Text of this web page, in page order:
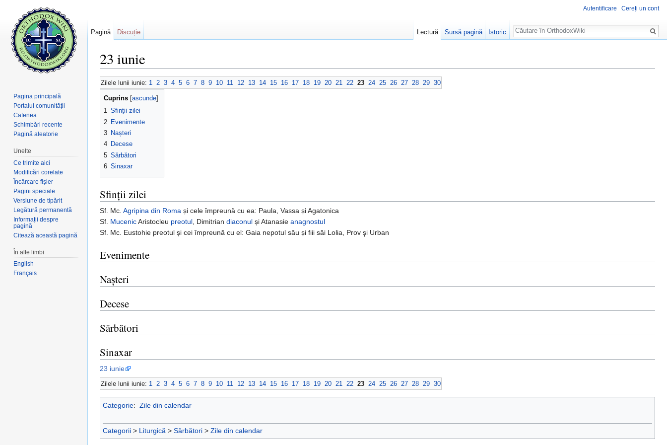
23 iunie
Zilele lunii iunie: 1 2 3 4 5 6 7 8 9 10 11 12 13 14 15 16 17 18 19 20 21 22 23 24 25 26 27 28 29 30
Cuprins ascunde
1 Sfinții zilei
2 Evenimente
3 Nașteri
4 Decese
5 Sărbători
6 Sinaxar
Sfinții zilei
Sf. Mc. Agripina din Roma și cele împreună cu ea: Paula, Vassa și Agatonica
Sf. MucenicAristocleu preotul, Dimitrian diaconul și Atanasie anagnostul
Sf. Mc. Eustohie preotul și cei împreună cu el: Gaia nepotul său și fiii săi Lolia, Prov şi Urban
Evenimente
Nașteri
Decese
Sărbători
Sinaxar
23 iunie
Zilele lunii iunie: 1 2 3 4 5 6 7 8 9 10 11 12 13 14 15 16 17 18 19 20 21 22 23 24 25 26 27 28 29 30
Categorie: Zile din calendar
Categorii > Liturgică > Sărbători > Zile din calendar
Autentificare Cereți un cont
Pagină Discuție Lectură Sursă pagină Istoric
Căutare
Pagina principală
Portalul comunității
Cafenea
Schimbări recente
Pagină aleatorie
Unelte
Ce trimite aici
Modificări corelate
Încărcare fișier
Pagini speciale
Versiune de tipărit
Legătură permanentă
Informații despre
pagină
Citează această pagină
În alte limbi
English
Français